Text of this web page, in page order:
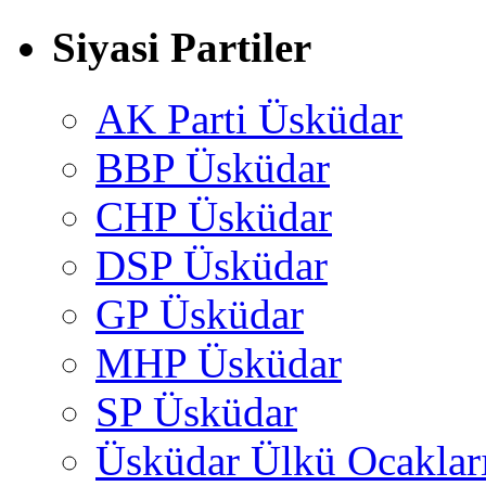
Siyasi Partiler
AK Parti Üsküdar
BBP Üsküdar
CHP Üsküdar
DSP Üsküdar
GP Üsküdar
MHP Üsküdar
SP Üsküdar
Üsküdar Ülkü